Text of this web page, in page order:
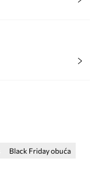
Black Friday obuća